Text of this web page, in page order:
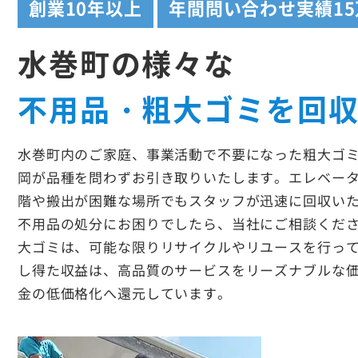
創業10年以上 年間問い合わせ実績
水巻町の様々な
不用品・粗大ゴミを回
水巻町内のご家庭、事業活動で不要になった粗大ゴ
岡が品種を問わずお引き取りいたします。エレベー
階や搬出が困難な場所でもスタッフが迅速に回収い
不用品の処分にお困りでしたら、当社にご相談くだ
大ゴミは、可能な限りリサイクルやリユースを行っ
し得た収益は、高品質のサービスをリーズナブルな
金の低価格化へ還元しています。